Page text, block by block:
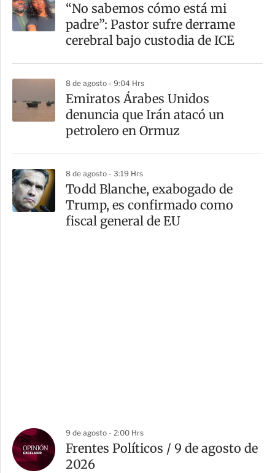
“No sabemos cómo está mi
padre”: Pastor sufre derrame
cerebral bajo custodia de ICE
8 de agosto - 9:04 Hrs
Emiratos Árabes Unidos
denuncia que Irán atacó un
petrolero en Ormuz
8 de agosto - 3:19 Hrs
Todd Blanche, exabogado de
Trump, es confirmado como
fiscal general de EU
9 de agosto - 2:00 Hrs
Frentes Políticos / 9 de agosto de
2026